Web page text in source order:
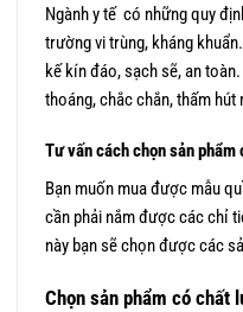
Ngành y tế có những quy
trường vi trùng, kháng
kế kín đáo, sạch sẽ, an
thoáng, chắc chắn, thấm
Tư vấn cách chọn sản
Bạn muốn mua được mẫu
cần phải nắm được các chỉ
này bạn sẽ chọn được các
Chọn sản phẩm có chất